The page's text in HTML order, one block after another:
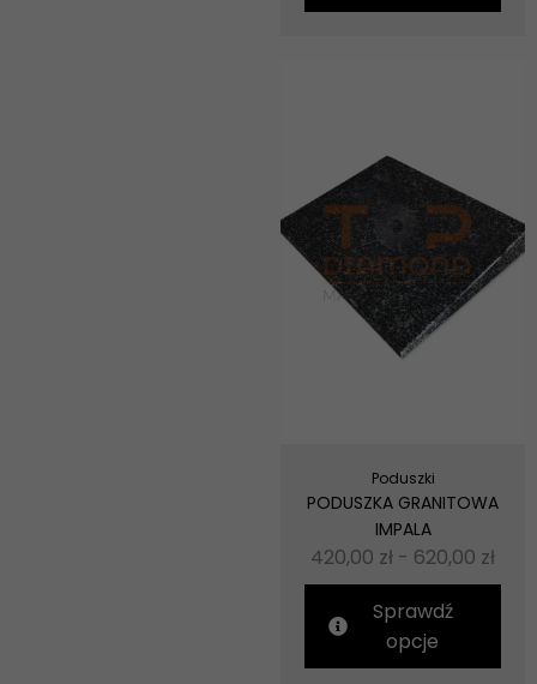
Poduszki
PODUSZKA GRANITOWA
IMPALA
420,00 zł - 620,00 zł
Sprawdź
opcje